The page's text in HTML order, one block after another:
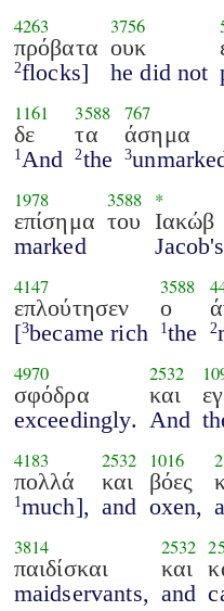
4263
πρόβατα
2flocks]
3756
ουκ
he did not
1161
δε
1 And
3588
τα
2the
767
άσημα
3
1978
επίσημα
marked
3588
του
*
Ιακώβ
4147
επλούτησεν
[3became rich
3588
ο
1the 2
4970
σφόδρα
exceedingly.
2532
και
And
4183
πολλά
1 much],
2532
και
and
1016
βόες
oxen,
3814
παιδίσκαι
maidservants,
2532
και
and